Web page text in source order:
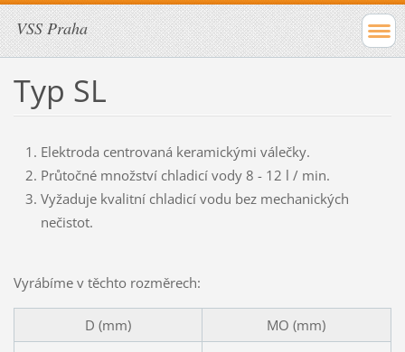
VSS Praha
Typ SL
Elektroda centrovaná keramickými válečky.
Průtočné množství chladicí vody 8 - 12 l / min.
Vyžaduje kvalitní chladicí vodu bez mechanických
nečistot.
Vyrábíme v těchto rozměrech:
D (mm)
MO (mm)